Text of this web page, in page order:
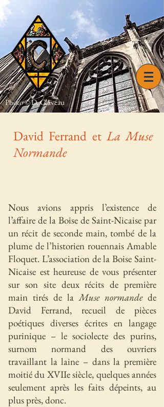
Photo © D. Claveau
David Ferrand etLa Muse
Normande
Nous avions appris l’existence de
l’affaire de la Boise de Saint-Nicaise par
un récit de seconde main, tombé de la
plume de l’historien rouennais Amable
Floquet. L’association de la Boise Saint-
Nicaise est heureuse de vous présenter
sur son site deux récits de première
main tirés de laMuse normandede
David Ferrand, recueil de pièces
poétiques diverses écrites en langage
purinique – le sociolecte des purins,
surnom normand des ouvriers
travaillant la laine – dans la première
moitié du XVIIe siècle, quelques années
seulement après les faits dépeints, au
plus près, donc.